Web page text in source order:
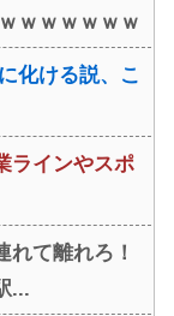
ｗｗｗｗｗｗ
化ける説、こ
ラインやスポ
て離れろ！
...